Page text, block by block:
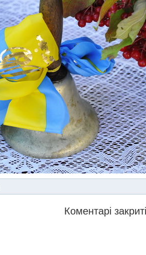
Коментарі